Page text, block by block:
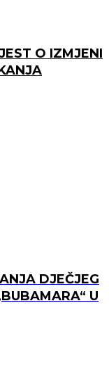
O IZMJENI
DJEČJEG
U